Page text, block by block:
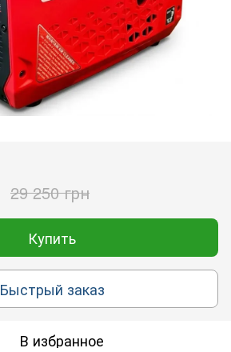
29 250 грн
Купить
Быстрый заказ
В избранное